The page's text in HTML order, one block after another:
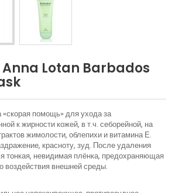
Anna Lotan Barbados
помощь» для ухода за
к жирности кожей, в т.ч. себорейной, на
жимолости, облепихи и витамина Е.
красноту, зуд. После удаления
тонкая, невидимая плёнка, предохраняющая
воздействия внешней среды.